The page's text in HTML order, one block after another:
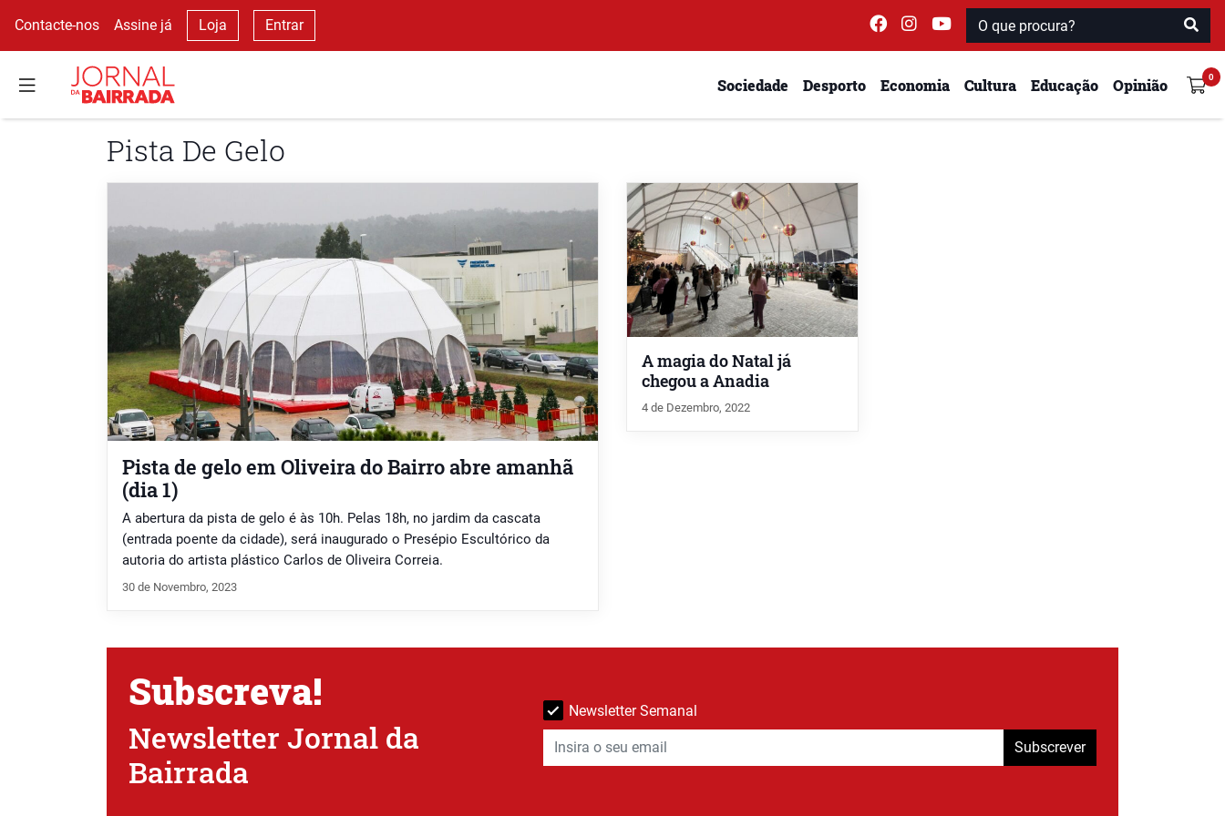
Contacte-nos Assine já Loja Entrar
Sociedade Desporto Economia Cultura Educação Opinião
Pista De Gelo
Pista de gelo em Oliveira do Bairro abre amanhã
(dia 1)
A abertura da pista de gelo é às 10h. Pelas 18h, no jardim da cascata
(entrada poente da cidade), será inaugurado o Presépio Escultórico da
autoria do artista plástico Carlos de Oliveira Correia.
30 de Novembro, 2023
A magia do Natal já
chegou a Anadia
4 de Dezembro, 2022
Subscreva!
Newsletter Jornal da
Bairrada
Newsletter Semanal
Subscrever